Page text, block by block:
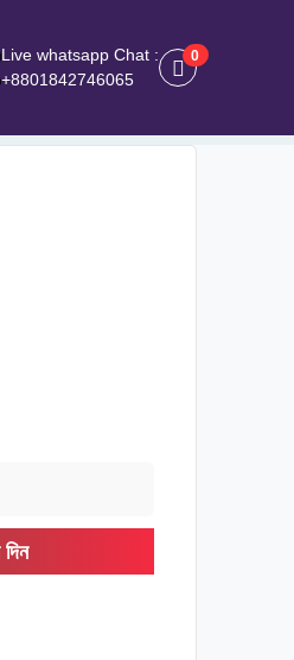
Live whatsapp Chat :
+8801842746065
0
0